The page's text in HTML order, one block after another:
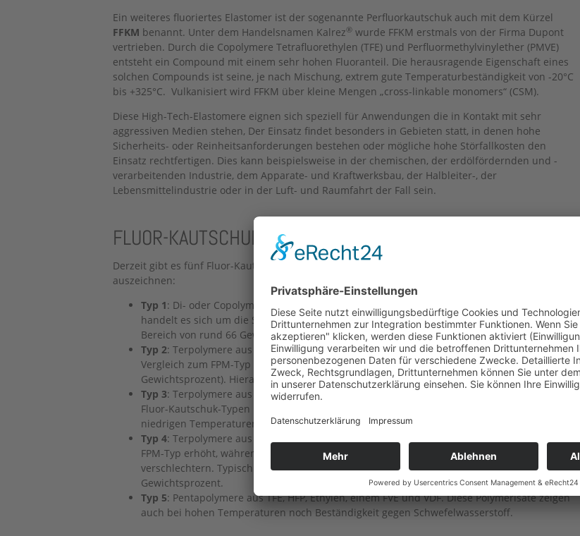
Ein weiteres fluoriertes Elastomer ist der sogenannte Perfluorkautschuk auch mit dem Kürzel
FFKM benannt. Unter dem Handelsnamen Kalrez® wurde FFKM erstmals von der Firma Dupont
vertrieben. Durch die Copolymere Tetrafluorethylen (TFE) und Perfluormethylvinylether (PMVE)
entsteht ein Compound mit einem sehr hohen Fluoranteil. Die herausragende Eigenschaft eines
solchen Compounds ist seine, je nach Mischung, extrem gute Temperaturbeständigkeit von -20°C
bis +325°C. Vulkanisiert wird FFKM über kleine Mengen „cross-linkable monomers“ (CSM).
Diese High-Tech-Elastomere eignen sich speziell für Anwendungen die in Kontakt mit sehr
aggressiven Medien stehen, Der Einsatz findet besonders in Gebieten statt, in denen hohe
Sicherheits- oder Reinheitsanforderungen bestehen oder mögliche hohe Störfallkosten den
Einsatz rechtfertigen. Dies kann beispielsweise in der chemischen, der erdölfördernden und -
verarbeitenden Industrie, dem Apparate- und Kraftwerksbau, der Halbleiter-, der
Lebensmittelindustrie oder in der Luft- und Raumfahrt der Fall sein.
FLUOR-KAUTSCHUK-KATEGORIEN: DIESE FPM-TYPEN GIBT ES
Derzeit gibt es fünf Fluor-Kautschuk-Typen, die sich durch unterschiedliche Charakteristika
auszeichnen:
Typ 1: Di- oder Copolymere aus Hexafluorpropylen (HFP) und Vinylidenfluorid (VDF). Hierbei
handelt es sich um die Standardtypen des FPM. Ihr Fluorgehalt liegt üblicherweise im
Bereich von rund 66 Gewichtsprozent.
Typ 2: Terpolymere aus Tetrafluorethylen (TFE), HFP und VDF. Diese Elastomere weisen im
Vergleich zum FPM-Typ 1 einen höheren Fluorgehalt auf (zwischen 68 und 70
Gewichtsprozent). Hieraus ergibt sich eine bessere chemische- und Wärmebeständigkeit,
Typ 3: Terpolymere aus TFE, einem fluorierten Vinylether (FVE) und VDF. Im Vergleich zu den
Fluor-Kautschuk-Typen 1 und 2 bieten diese Polymerisate eine bessere Flexibilität bei
niedrigen Temperaturen. Ihr Fluorgehalt liegt bei 62 bis 68 Gewichtsprozent.
Typ 4: Terpolymere aus TFE, Propylen und VDF. Der Widerstand gegen Basen ist bei diesem
FPM-Typ erhöht, während sich die Quelleigenschaften insbesondere in Kohlenwasserstoffen
verschlechtern. Typisch für diese Elastomere ist ein Fluorgehalt von circa 67
Gewichtsprozent.
Typ 5: Pentapolymere aus TFE, HFP, Ethylen, einem FVE und VDF. Diese Polymerisate zeigen
auch bei hohen Temperaturen noch Beständigkeit gegen Schwefelwasserstoff.